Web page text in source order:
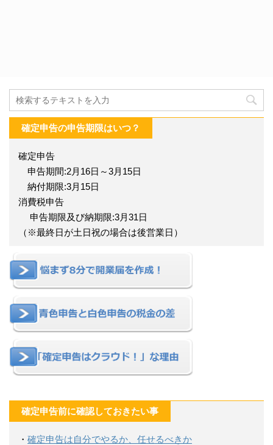
確定申告の申告期限はいつ？
確定申告
申告期間:2月16日～3月15日
納付期限:3月15日
消費税申告
申告期限及び納期限:3月31日
（※最終日が土日祝の場合は後営業日）
確定申告前に確認しておきたい事
・ 確定申告は自分でやるか、任せるべきか